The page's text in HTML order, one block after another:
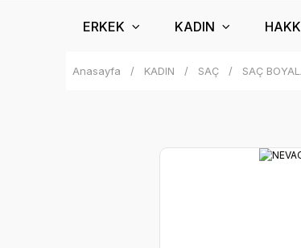
ERKEK KADIN
Anasayfa KADIN SAÇ SAÇ